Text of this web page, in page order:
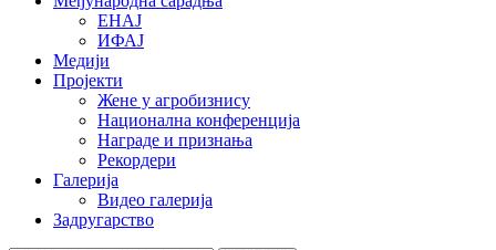
ЕНАЈ
ИФАЈ
Медији
Пројекти
Жене у агробизнису
Национална конференција
Награде и признања
Рекордери
Галерија
Видео галерија
Задругарство